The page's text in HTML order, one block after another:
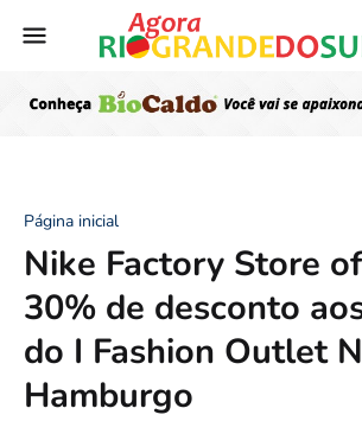
Página inicial
Nike Factory Store
30% de desconto
do I Fashion Outlet
Hamburgo